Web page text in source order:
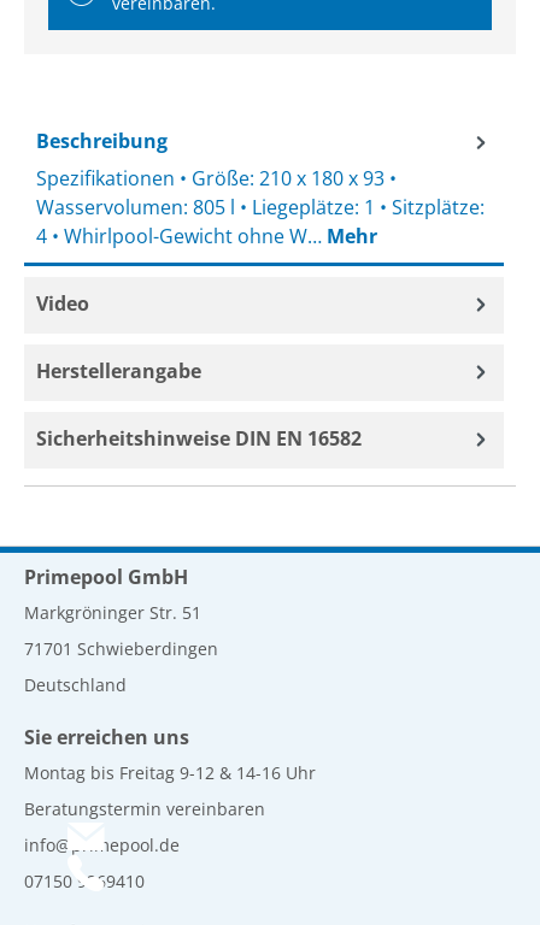
Beschreibung
Spezifikationen • Größe: 210 x 180 x 93 •
Wasservolumen: 805 l • Liegeplätze: 1 • Sitzplätze:
4 • Whirlpool-Gewicht ohne W… Mehr
Video
Herstellerangabe
Sicherheitshinweise DIN EN 16582
Primepool GmbH
Markgröninger Str. 51
71701 Schwieberdingen
Deutschland
Sie erreichen uns
Montag bis Freitag 9-12 & 14-16 Uhr
Beratungstermin vereinbaren
info@primepool.de
07150 9269410